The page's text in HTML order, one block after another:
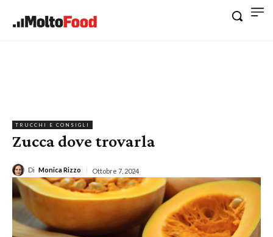
TRUCCHI E CONSIGLI
Zucca dove trovarla
Di Monica Rizzo Ottobre 7, 2024